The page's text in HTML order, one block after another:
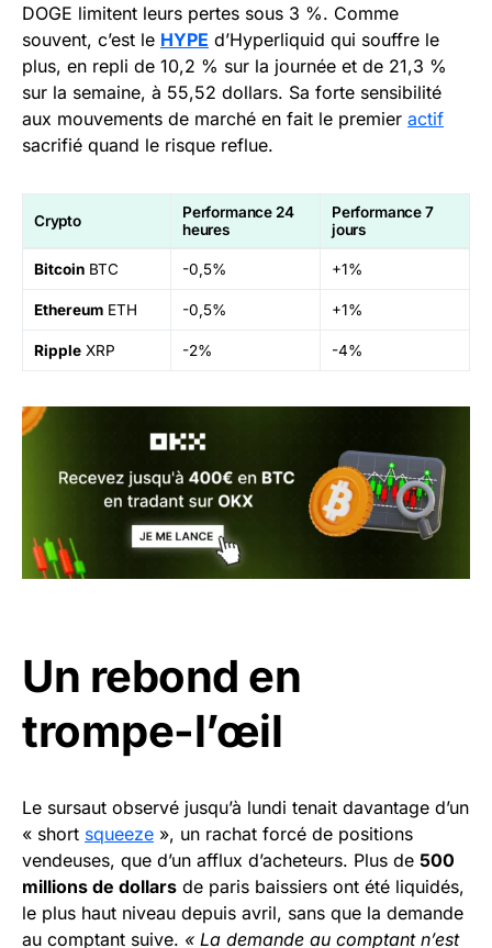
DOGE limitent leurs pertes sous 3 %. Comme
souvent, c’est le HYPE d’Hyperliquid qui souffre le
plus, en repli de 10,2 % sur la journée et de 21,3 %
sur la semaine, à 55,52 dollars. Sa forte sensibilité
aux mouvements de marché en fait le premier actif
sacrifié quand le risque reflue.
Crypto
Performance 24
heures
Performance 7
jours
Bitcoin BTC -0,5% +1%
Ethereum ETH -0,5% +1%
Ripple XRP -2% -4%
Un rebond en
trompe-l’œil
Le sursaut observé jusqu’à lundi tenait davantage d’un
« short squeeze », un rachat forcé de positions
vendeuses, que d’un afflux d’acheteurs. Plus de 500
millions de dollars de paris baissiers ont été liquidés,
le plus haut niveau depuis avril, sans que la demande
au comptant suive. « La demande au comptant n’est